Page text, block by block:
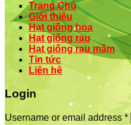
Trang Chủ
Giới thiệu
Hạt giống hoa
Hạt giống rau
Hạt giống rau mầm
Tin tức
Liên hệ
Login
Username or email address *